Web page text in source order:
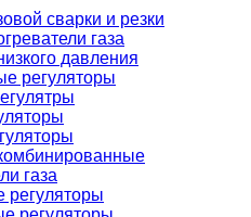
сварки и резки
газа
давления
регуляторы
газа
регуляторы